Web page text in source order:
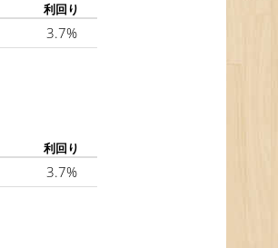
利回り
3.7%
利回り
3.7%